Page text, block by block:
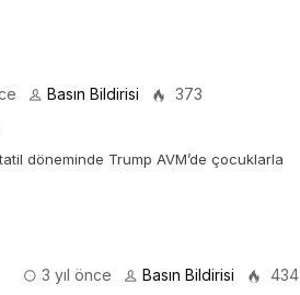
Basın Bildirisi 373
döneminde Trump AVM’de çocuklarla
3 yıl önce Basın Bildirisi 434